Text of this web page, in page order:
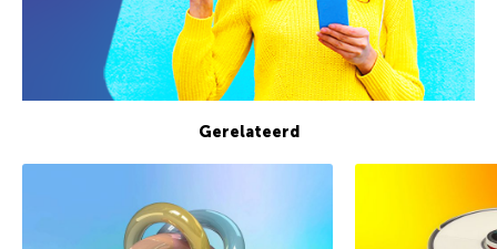
Gerelateerd